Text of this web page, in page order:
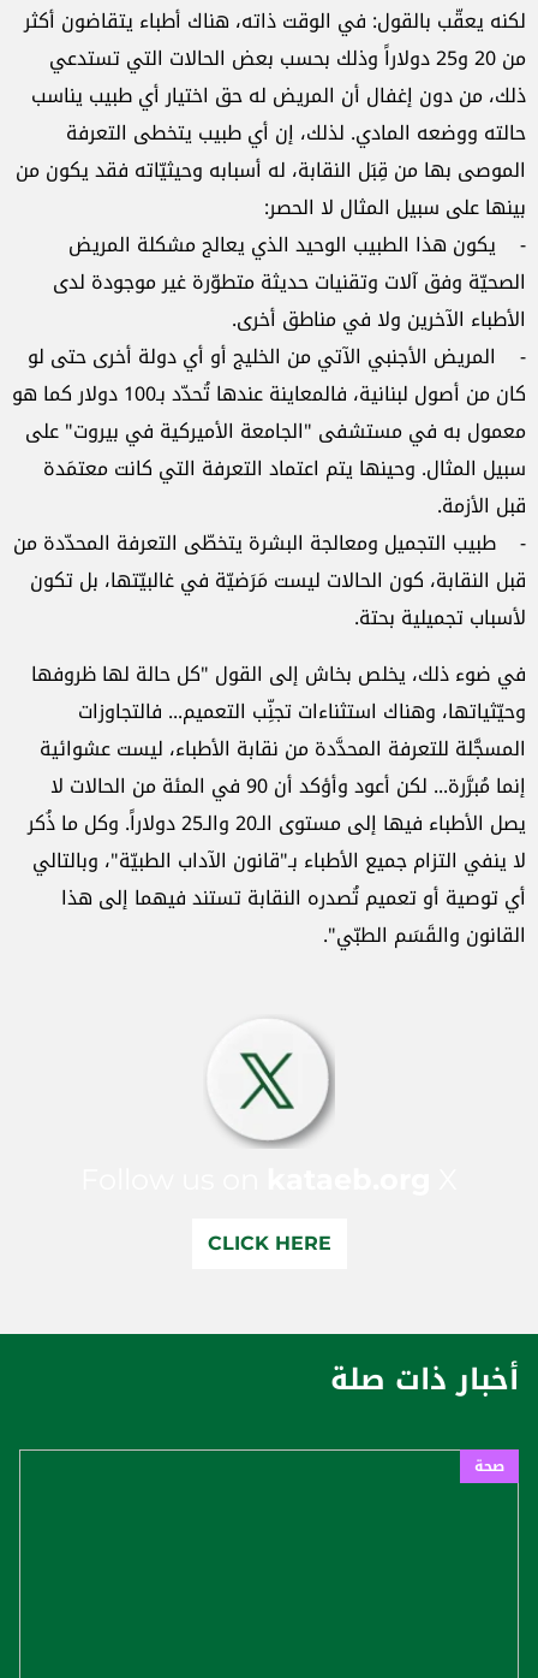
لكنه يعقّب بالقول: في الوقت ذاته، هناك أطباء يتقاضون أكثر
من 20 و25 دولاراً وذلك بحسب بعض الحالات التي تستدعي
ذلك، من دون إغفال أن المريض له حق اختيار أي طبيب يناسب
حالته ووضعه المادي. لذلك، إن أي طبيب يتخطى التعرفة
الموصى بها من قِبَل النقابة، له أسبابه وحيثيّاته فقد يكون من
بينها على سبيل المثال لا الحصر:
- يكون هذا الطبيب الوحيد الذي يعالج مشكلة المريض
الصحيّة وفق آلات وتقنيات حديثة متطوّرة غير موجودة لدى
الأطباء الآخرين ولا في مناطق أخرى.
- المريض الأجنبي الآتي من الخليج أو أي دولة أخرى حتى لو
كان من أصول لبنانية، فالمعاينة عندها تُحدّد بـ100 دولار كما هو
معمول به في مستشفى "الجامعة الأميركية في بيروت" على
سبيل المثال. وحينها يتم اعتماد التعرفة التي كانت معتمَدة
قبل الأزمة.
- طبيب التجميل ومعالجة البشرة يتخطّى التعرفة المحدّدة من
قبل النقابة، كون الحالات ليست مَرَضيّة في غالبيّتها، بل تكون
لأسباب تجميلية بحتة.
في ضوء ذلك، يخلص بخاش إلى القول "كل حالة لها ظروفها
وحيّثياتها، وهناك استثناءات تجنِّب التعميم... فالتجاوزات
المسجَّلة للتعرفة المحدَّدة من نقابة الأطباء، ليست عشوائية
إنما مُبرَّرة... لكن أعود وأؤكد أن 90 في المئة من الحالات لا
يصل الأطباء فيها إلى مستوى الـ20 والـ25 دولاراً. وكل ما ذُكر
لا ينفي التزام جميع الأطباء بـ"قانون الآداب الطبيّة"، وبالتالي
أي توصية أو تعميم تُصدره النقابة تستند فيهما إلى هذا
القانون والقَسَم الطبّي".
CLICK HERE
أخبار ذات صلة
صحة